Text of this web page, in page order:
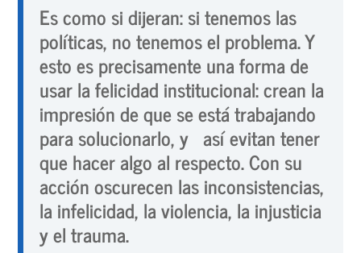
Es como si dijeran: si tenemos las
políticas, no tenemos el problema. Y
esto es precisamente una forma de
usar la felicidad institucional: crean la
impresión de que se está trabajando
para solucionarlo, y así evitan tener
que hacer algo al respecto. Con su
acción oscurecen las inconsistencias,
la infelicidad, la violencia, la injusticia
y el trauma.